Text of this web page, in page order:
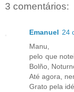
3 comentários:
Emanuel 24
Manu,
pelo que
Bolño,
Até agora,
Grato pela